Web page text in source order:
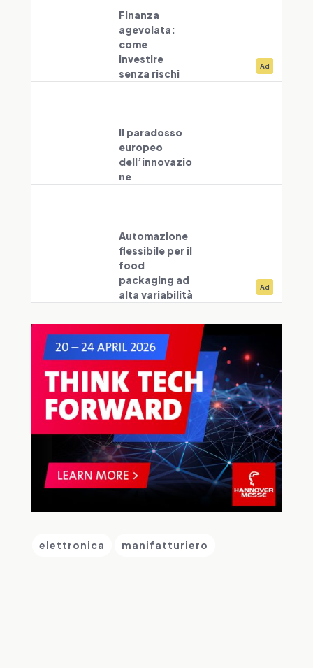
Finanza
agevolata:
come
investire
senza rischi
Ad
Il paradosso
europeo
dell’innovazio
ne
Automazione
flessibile per il
food
packaging ad
alta variabilità
Ad
elettronica manifatturiero